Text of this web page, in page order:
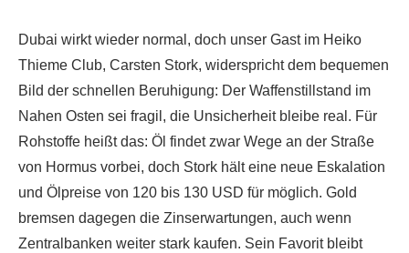
Dubai wirkt wieder normal, doch unser Gast im Heiko
Thieme Club, Carsten Stork, widerspricht dem bequemen
Bild der schnellen Beruhigung: Der Waffenstillstand im
Nahen Osten sei fragil, die Unsicherheit bleibe real. Für
Rohstoffe heißt das: Öl findet zwar Wege an der Straße
von Hormus vorbei, doch Stork hält eine neue Eskalation
und Ölpreise von 120 bis 130 USD für möglich. Gold
bremsen dagegen die Zinserwartungen, auch wenn
Zentralbanken weiter stark kaufen. Sein Favorit bleibt